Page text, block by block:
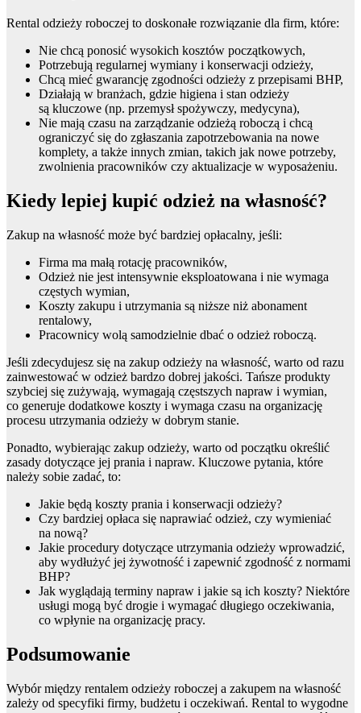
Rental odzieży roboczej to doskonałe rozwiązanie dla firm, które:
Nie chcą ponosić wysokich kosztów początkowych,
Potrzebują regularnej wymiany i konserwacji odzieży,
Chcą mieć gwarancję zgodności odzieży z przepisami BHP,
Działają w branżach, gdzie higiena i stan odzieży
są kluczowe (np. przemysł spożywczy, medycyna),
Nie mają czasu na zarządzanie odzieżą roboczą i chcą
ograniczyć się do zgłaszania zapotrzebowania na nowe
komplety, a także innych zmian, takich jak nowe potrzeby,
zwolnienia pracowników czy aktualizacje w wyposażeniu.
Kiedy lepiej kupić odzież na własność?
Zakup na własność może być bardziej opłacalny, jeśli:
Firma ma małą rotację pracowników,
Odzież nie jest intensywnie eksploatowana i nie wymaga
częstych wymian,
Koszty zakupu i utrzymania są niższe niż abonament
rentalowy,
Pracownicy wolą samodzielnie dbać o odzież roboczą.
Jeśli zdecydujesz się na zakup odzieży na własność, warto od razu
zainwestować w odzież bardzo dobrej jakości. Tańsze produkty
szybciej się zużywają, wymagają częstszych napraw i wymian,
co generuje dodatkowe koszty i wymaga czasu na organizację
procesu utrzymania odzieży w dobrym stanie.
Ponadto, wybierając zakup odzieży, warto od początku określić
zasady dotyczące jej prania i napraw. Kluczowe pytania, które
należy sobie zadać, to:
Jakie będą koszty prania i konserwacji odzieży?
Czy bardziej opłaca się naprawiać odzież, czy wymieniać
na nową?
Jakie procedury dotyczące utrzymania odzieży wprowadzić,
aby wydłużyć jej żywotność i zapewnić zgodność z normami
BHP?
Jak wyglądają terminy napraw i jakie są ich koszty? Niektóre
usługi mogą być drogie i wymagać długiego oczekiwania,
co wpłynie na organizację pracy.
Podsumowanie
Wybór między rentalem odzieży roboczej a zakupem na własność
zależy od specyfiki firmy, budżetu i oczekiwań. Rental to wygodne